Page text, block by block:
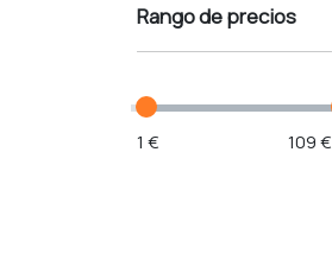
Rango de precios
1 € 109 €